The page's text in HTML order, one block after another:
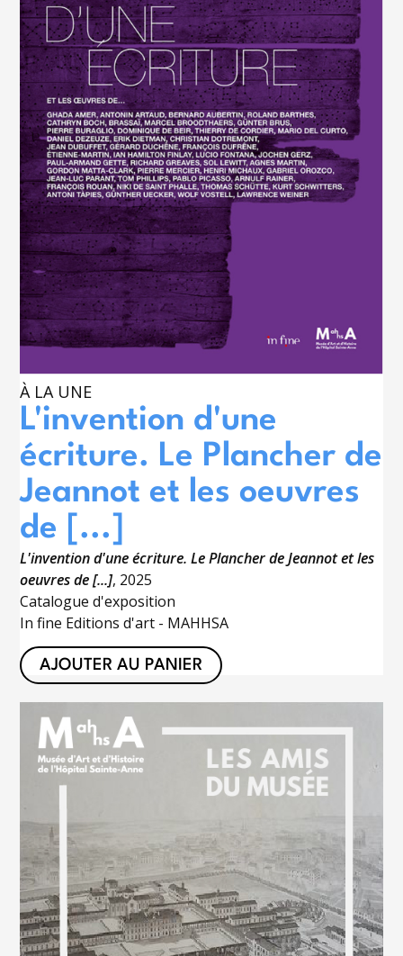
À LA UNE
L'invention d'une
écriture. Le Plancher de
Jeannot et les oeuvres
de [...]
L'invention d'une écriture. Le Plancher de Jeannot et les
oeuvres de [...], 2025
Catalogue d'exposition
In fine Editions d'art - MAHHSA
AJOUTER AU PANIER